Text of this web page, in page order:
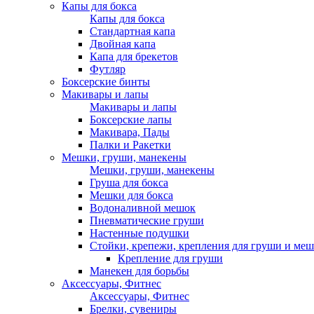
Капы для бокса
Капы для бокса
Стандартная капа
Двойная капа
Капа для брекетов
Футляр
Боксерские бинты
Макивары и лапы
Макивары и лапы
Боксерские лапы
Макивара, Пады
Палки и Ракетки
Мешки, груши, манекены
Мешки, груши, манекены
Груша для бокса
Мешки для бокса
Водоналивной мешок
Пневматические груши
Настенные подушки
Стойки, крепежи, крепления для груши и
Крепление для груши
Манекен для борьбы
Аксессуары, Фитнес
Аксессуары, Фитнес
Брелки, сувениры